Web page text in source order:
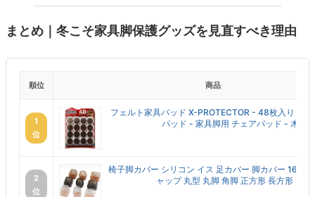
まとめ｜冬こそ家具脚保護グッズを見直すべき理由
順位 商品
1
位
フェルト家具パッド X-PROTECTOR - 48枚入り フ
パッド - 家具脚用 チェアパッド - 木製...
2
位
椅子脚カバー シリコン イス 足カバー 脚カバー 16個
ャップ 丸型 丸脚 角脚 正方形 長方形 おし